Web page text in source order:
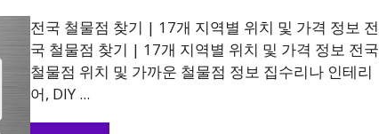
전국 철물점 찾기 | 17개 지역별 위치 및 가격 정보 전
국 철물점 찾기 | 17개 지역별 위치 및 가격 정보 전국
철물점 위치 및 가까운 철물점 정보 집수리나 인테리
어, DIY ...